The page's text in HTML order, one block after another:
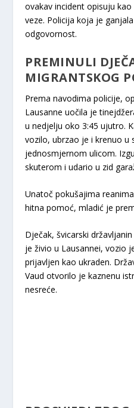
ovakav incident opisuju
veze. Policija koja je
odgovornost.
PREMINULI
MIGRANTSKOG
Prema navodima policije,
Lausanne uočila je
u nedjelju oko 3:45 ujutro.
vozilo, ubrzao je i krenuo u
jednosmjernom ulicom.
skuterom i udario u zid
Unatoč pokušajima
hitna pomoć, mladić je
Dječak, švicarski
je živio u Lausannei, vozio
prijavljen kao ukraden.
Vaud otvorilo je kaznenu
nesreće.